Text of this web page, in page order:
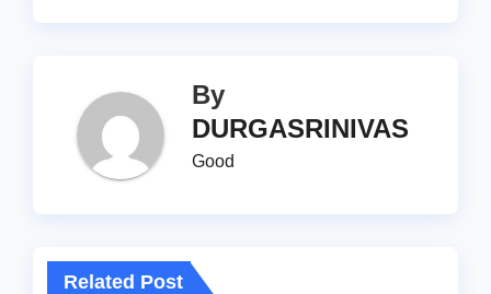
By
DURGASRINIVAS
Good
Related Post